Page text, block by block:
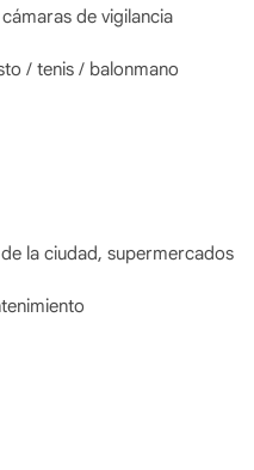
de vigilancia
/ tenis / balonmano
la ciudad, supermercados